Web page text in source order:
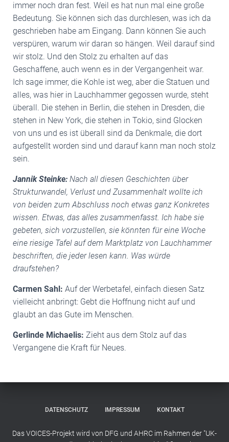
immer noch dran fest. Weil es hat nun mal eine große
Bedeutung. Sie können sich das durchlesen, was ich da
geschrieben habe am Eingang. Dann können Sie auch
verspüren, warum wir daran so hängen. Weil darauf sind
wir stolz. Und den Stolz zu erhalten auf das
Geschaffene, auch wenn es in der Vergangenheit war.
Ich sage immer, die Kohle ist weg, aber die Statuen und
alles, was hier in Lauchhammer gegossen wurde, steht
überall. Die stehen in Berlin, die stehen in Dresden, die
stehen in New York, die stehen in Tokio, sind Glocken
von uns und es ist überall sind da Denkmale, die dort
aufgestellt worden sind und darauf kann man noch stolz
sein.
Jannik Steinke: Nach all diesen Geschichten über
Strukturwandel, Verlust und Zusammenhalt wollte ich
von beiden zum Abschluss noch etwas ganz Konkretes
wissen. Etwas, das alles zusammenfasst. Ich habe sie
gebeten, sich vorzustellen, sie könnten füreine Woche
eine riesige Tafel auf dem Marktplatz von Lauchhammer
beschriften, die jederlesen kann. Was würde
draufstehen?
Carmen Sahl: Auf der Werbetafel, einfach diesen Satz
vielleicht anbringt: Gebt die Hoffnung nicht auf und
glaubt an das Gute im Menschen.
Gerlinde Michaelis: Zieht aus dem Stolz auf das
Vergangene die Kraft für Neues.
DATENSCHUTZ IMPRESSUM KONTAKT
Das VOICES-Projekt wird von DFG und AHRC im Rahmen der "UK-